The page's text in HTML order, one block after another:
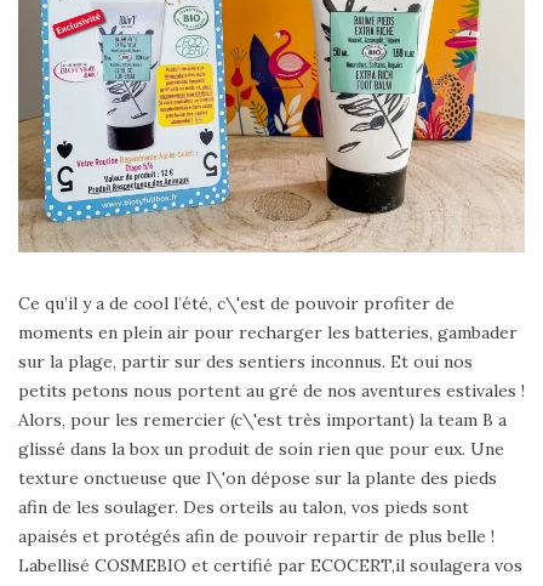
Ce qu’il y a de cool l’été, c\'est de pouvoir profiter de
moments en plein air pour recharger les batteries, gambader
sur la plage, partir sur des sentiers inconnus. Et oui nos
petits petons nous portent au gré de nos aventures estivales !
Alors, pour les remercier (c\'est très important) la team B a
glissé dans la box un produit de soin rien que pour eux. Une
texture onctueuse que l\'on dépose sur la plante des pieds
afin de les soulager. Des orteils au talon, vos pieds sont
apaisés et protégés afin de pouvoir repartir de plus belle !
Labellisé COSMEBIO et certifié par ECOCERT,il soulagera vos